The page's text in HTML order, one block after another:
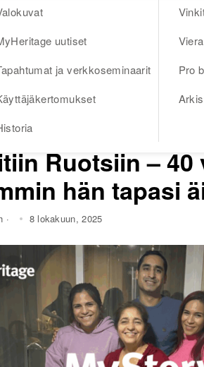
Blog
uutiset
ja verkkoseminaarit
Pro
Ruotsiin – 40
hän tapasi
· 8 lokakuun, 2025